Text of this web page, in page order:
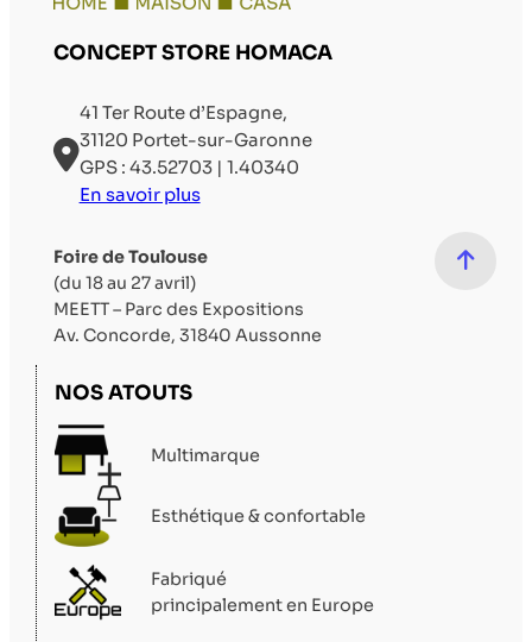
CONCEPT STORE HOMACA
41 Ter Route d’Espagne,
31120 Portet-sur-Garonne
GPS : 43.52703 | 1.40340
En savoir plus
Foire de Toulouse
(du 18 au 27 avril)
MEETT – Parc des Expositions
Av. Concorde, 31840 Aussonne
NOS ATOUTS
Multimarque
Esthétique & confortable
Fabriqué
principalement en Europe